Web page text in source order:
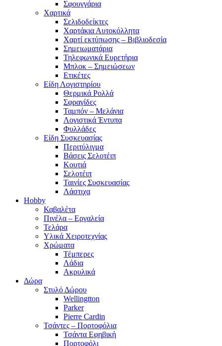
Σφουγγάρια
Χαρτικά
Σελιδοδείκτες
Χαρτάκια Αυτοκόλλητα
Χαρτί εκτύπωσης – Βιβλιοδεσία
Σημειωματάρια
Τηλεφωνικά Ευρετήρια
Μπλοκ – Σημειώσεων
Ετικέτες
Είδη Λογιστηρίου
Θερμικά Ρολλά
Σφραγίδες
Ταμπόν – Μελάνια
Λογιστικά Έντυπα
Φυλλάδες
Είδη Συσκευασίας
Περιτύλιγμα
Βάσεις Σελοτέιπ
Κουτιά
Σελοτέιπ
Ταινίες Συσκευασίας
Λάστιχα
Hobby
Καβαλέτα
Πινέλα – Εργαλεία
Τελάρα
Υλικά Χειροτεχνίας
Χρώματα
Τέμπερες
Λάδια
Ακρυλικά
Δώρα
Στυλό Δώρου
Wellingtton
Parker
Pierre Cardin
Τσάντες – Πορτοφόλια
Τσάντα Εφηβική
Πορτοφόλι